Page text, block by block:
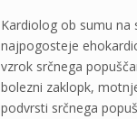
Kardiolog ob sumu na
najpogosteje
vzrok srčnega
bolezni zaklopk,
podvrsti srčnega